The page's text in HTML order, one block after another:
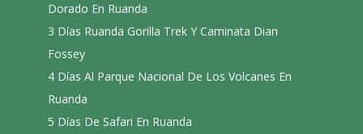
Dorado En Ruanda
3 Días Ruanda Gorilla Trek Y Caminata Dian
Fossey
4 Días Al Parque Nacional De Los Volcanes En
Ruanda
5 Días De Safari En Ruanda